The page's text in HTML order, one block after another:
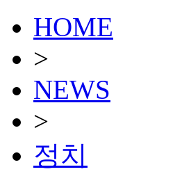
HOME
>
NEWS
>
정치